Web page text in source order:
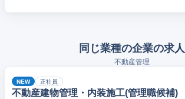
同じ業種の企業の求人
不動産管理
NEW 正社員
不動産建物管理・内装施工(管理職候補)